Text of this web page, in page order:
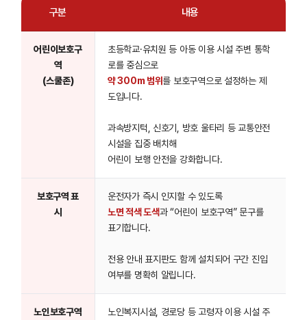
구분 내용
어린이보호구
역
(스쿨존)
초등학교·유치원 등 아동 이용 시설 주변 통학
로를 중심으로
약 300m 범위를 보호구역으로 설정하는 제
도입니다.
과속방지턱, 신호기, 방호 울타리 등 교통안전
시설을 집중 배치해
어린이 보행 안전을 강화합니다.
보호구역 표
시
운전자가 즉시 인지할 수 있도록
노면 적색 도색과 “어린이 보호구역” 문구를
표기합니다.
전용 안내 표지판도 함께 설치되어 구간 진입
여부를 명확히 알립니다.
노인보호구역
노인복지시설, 경로당 등 고령자 이용 시설 주